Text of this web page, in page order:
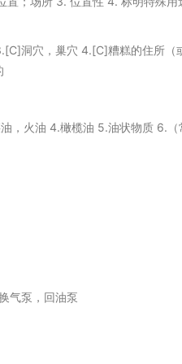
洞穴，巢穴 4.[C]糟糕的住所（
，火油 4.橄榄油 5.油状物质 6.
气泵，回油泵